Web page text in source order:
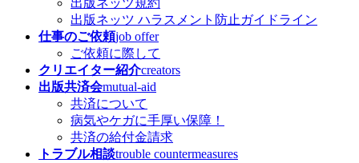
出版ネッツ規約
出版ネッツ ハラスメント防止ガイドライン
仕事のご依頼job offer
ご依頼に際して
クリエイター紹介creators
出版共済会mutual-aid
共済について
病気やケガに手厚い保障！
共済の給付金請求
トラブル相談trouble countermeasures